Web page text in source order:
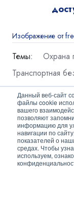
Данный веб-сайт
файлы cookie
вашего
позволяют
информацию для
навигации по
показателей о
средах. Чтобы
используем,
Изображение от
Темы:
Охрана
Транспортная
Журнал
Поделитесь